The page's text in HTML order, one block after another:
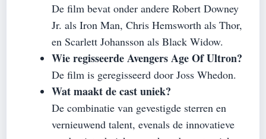
De film bevat onder andere Robert Downey
Jr. als Iron Man, Chris Hemsworth als Thor,
en Scarlett Johansson als Black Widow.
Wie regisseerde Avengers Age Of Ultron?
De film is geregisseerd door Joss Whedon.
Wat maakt de cast uniek?
De combinatie van gevestigde sterren en
vernieuwend talent, evenals de innovatieve